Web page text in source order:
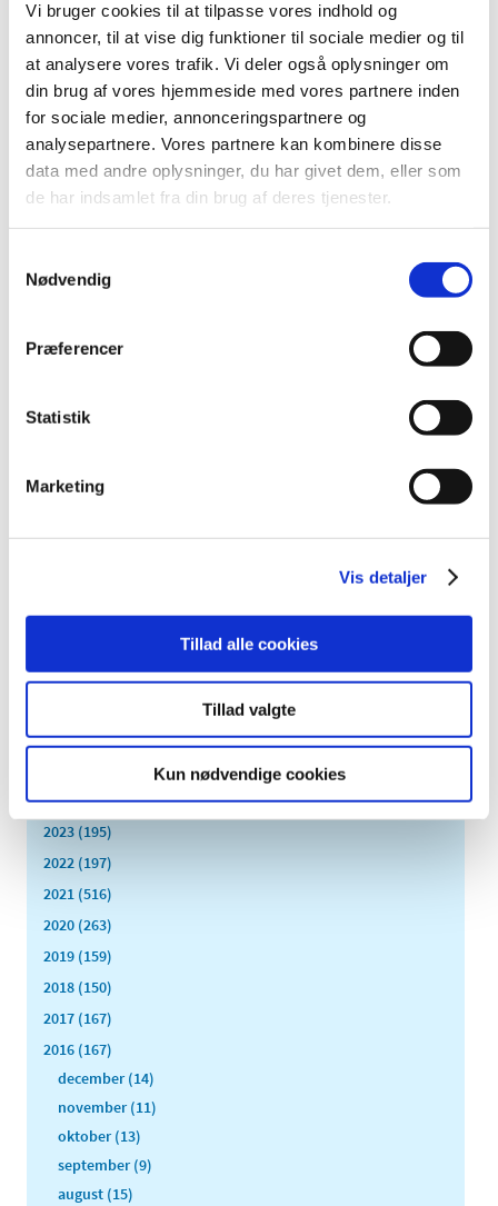
Vi bruger cookies til at tilpasse vores indhold og
annoncer, til at vise dig funktioner til sociale medier og til
at analysere vores trafik. Vi deler også oplysninger om
din brug af vores hjemmeside med vores partnere inden
for sociale medier, annonceringspartnere og
analysepartnere. Vores partnere kan kombinere disse
data med andre oplysninger, du har givet dem, eller som
de har indsamlet fra din brug af deres tjenester.
Nødvendig
Præferencer
Statistik
Marketing
Vis detaljer
Tillad alle cookies
Tillad valgte
Kun nødvendige cookies
Braltus® får generelt tilskud
|4. juli 2016|
Lægemiddelstyrelsen har besluttet, at Braltus® skal have
generelt tilskud. Braltus® indeholder tiotropium og…
Bedre adgang til patientdata i kliniske forsøg
for monitorer og GCP-inspektører
Lægemiddelstyrelsens inspektører får nu direkte adgang
Forventet mangel på næsesalve mod MRSA
Lægemiddelsstyrelsen forventer, at der frem til midt i juli
Flere indberetter svigt ved medicinsk udstyr
|1. juli 2016|
Lægemiddelstyrelsens årsrapport for medicinsk udstyr
viser, at der kommer stadig flere indberetninger af fejl,
Alle (2506)
2026 (84)
2024 (224)
2023 (195)
2022 (197)
2021 (516)
2020 (263)
2019 (159)
2018 (150)
2017 (167)
2016 (167)
december (14)
november (11)
oktober (13)
september (9)
august (15)